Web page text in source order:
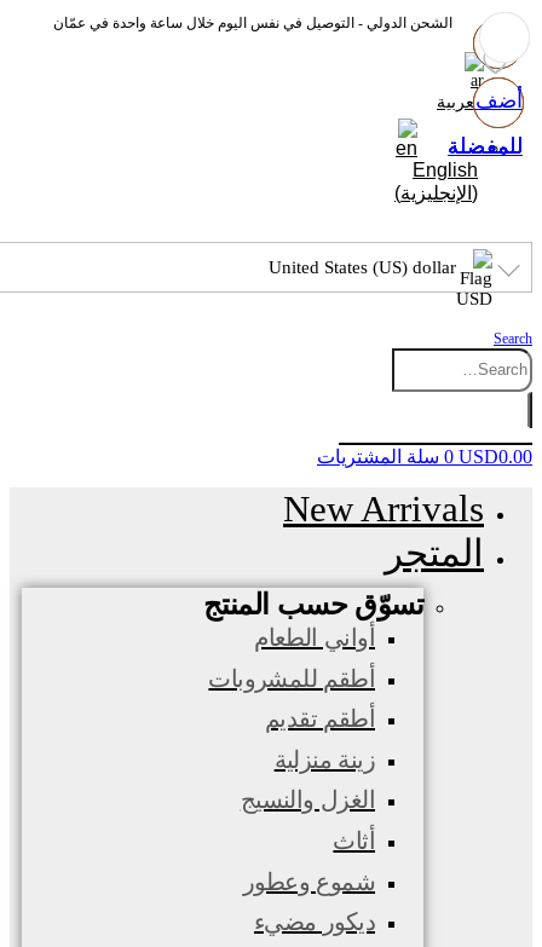
الشحن الدولي - التوصيل في نفس اليوم خلال ساعة واحدة في عمّان
العربية
English
( الإنجليزية)
United States (US) dollar
Search
USD0.00
0 سلة المشتريات
New Arrivals
المتجر
تسوّق حسب المنتج
أواني الطعام
أطقم للمشروبات
أطقم تقديم
زينة منزلية
الغزل والنسيج
أثاث
شموع وعطور
ديكور مضيء
أضف
للمفضلة
أضف
للمفضلة
أضف
للمفضلة
أضف
للمفضلة